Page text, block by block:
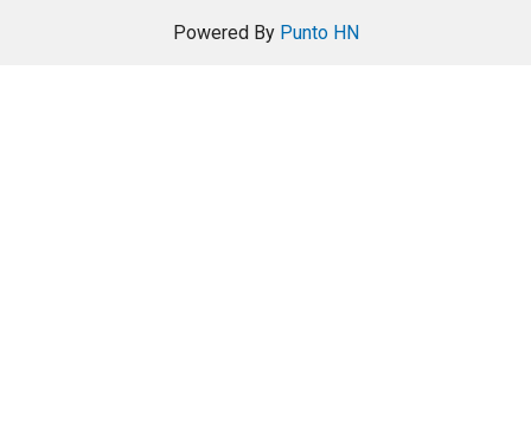
Powered By Punto HN